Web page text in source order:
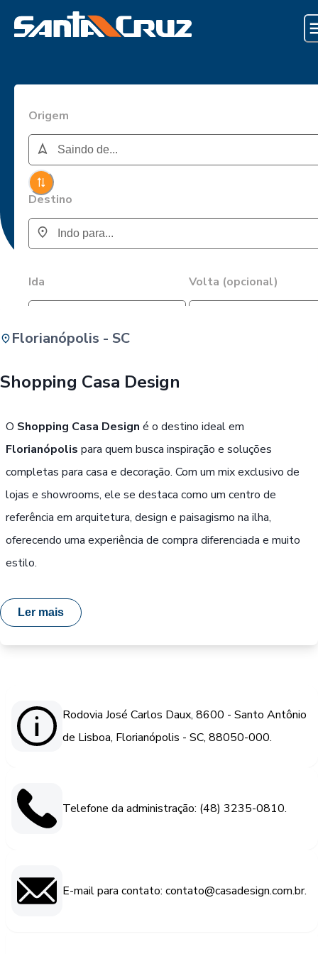
Origem
Destino
Ida Volta (opcional)
Florianópolis - SC
Shopping Casa Design
O Shopping Casa Design é o destino ideal em
Florianópolis para quem busca inspiração e soluções
completas para casa e decoração. Com um mix exclusivo de
lojas e showrooms, ele se destaca como um centro de
referência em arquitetura, design e paisagismo na ilha,
oferecendo uma experiência de compra diferenciada e muito
estilo.
Ler mais
Rodovia José Carlos Daux, 8600 - Santo Antônio
de Lisboa, Florianópolis - SC, 88050-000.
Telefone da administração: (48) 3235-0810.
E-mail para contato: contato@casadesign.com.br.